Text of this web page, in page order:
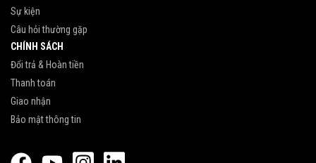
Sự kiện
Câu hỏi thường gặp
CHÍNH SÁCH
Đổi trả & Hoàn tiền
Thanh toán
Giao nhận
Bảo mật thông tin